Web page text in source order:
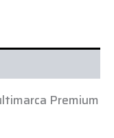
Premium